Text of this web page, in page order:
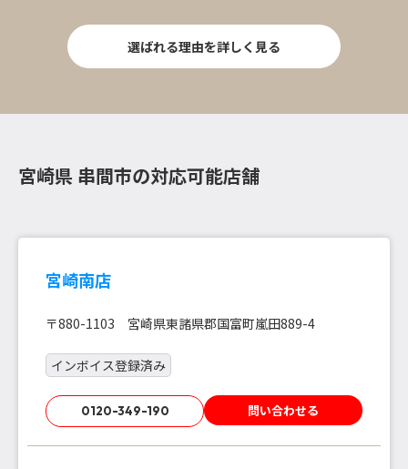
選ばれる理由を詳しく見る
宮崎県 串間市の対応可能店舗
宮崎南店
〒880-1103 宮崎県東諸県郡国富町嵐田889-4
インボイス登録済み
0120-349-190 問い合わせる